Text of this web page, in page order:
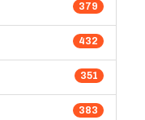
379
432
351
383